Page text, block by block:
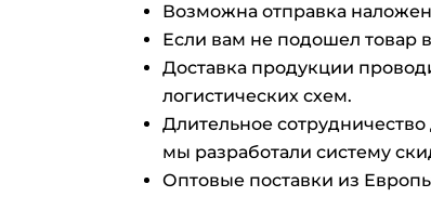
Возможна отправка
Если вам не подошел товар
Доставка продукции
логистических схем.
Длительное
мы разработали систему
Оптовые поставки из